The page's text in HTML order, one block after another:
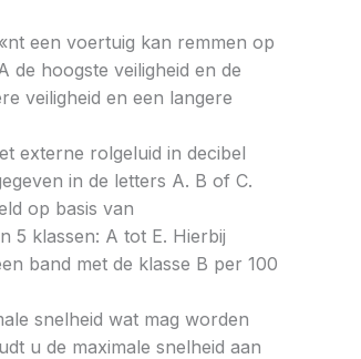
een voertuig kan remmen op
de hoogste veiligheid en de
veiligheid en een langere
externe rolgeluid in decibel
in de letters A. B of C.
op basis van
5 klassen: A tot E. Hierbij
band met de klasse B per 100
snelheid wat mag worden
u de maximale snelheid aan